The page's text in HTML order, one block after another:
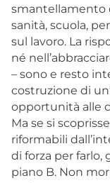
smantellamento
sanità, scuola,
sul lavoro. La
né
– sono e resto
costruzione di
opportunità alle
Ma se si
riformabili
di forza per farlo,
piano B. Non